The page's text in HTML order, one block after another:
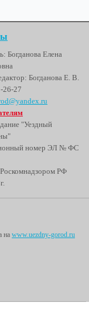
Богданова Елена
Богданова Е. В.
26-27
"Уездный
номер ЭЛ № ФС
РФ
на www.uezdny-gorod.ru